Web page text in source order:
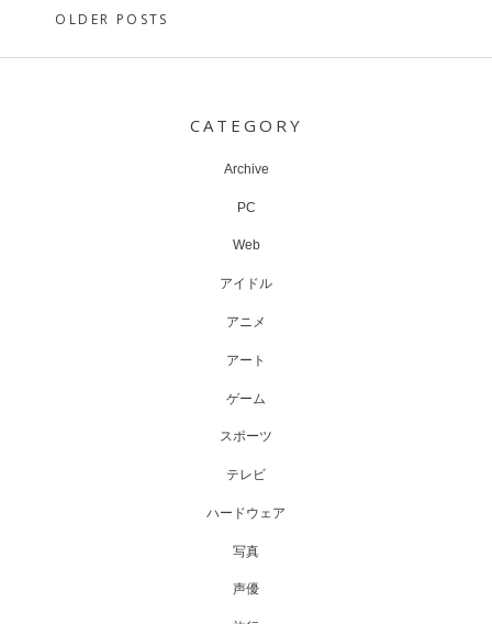
Posts
navigation
OLDER POSTS
CATEGORY
Archive
PC
Web
アイドル
アニメ
アート
ゲーム
スポーツ
テレビ
ハードウェア
写真
声優